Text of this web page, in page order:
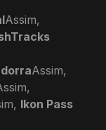
Assim,
Assim,
Ikon Pass